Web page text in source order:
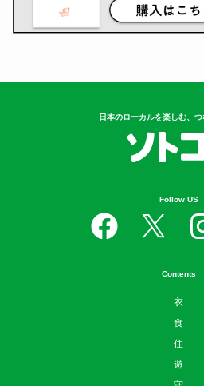
日本のローカルを楽しむ、つ
Follow US
Contents
衣
食
住
遊